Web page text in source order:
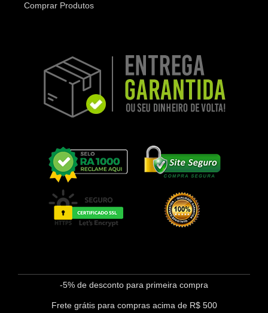
Comprar Produtos
-5% de desconto para primeira compra
Frete grátis para compras acima de R$ 500